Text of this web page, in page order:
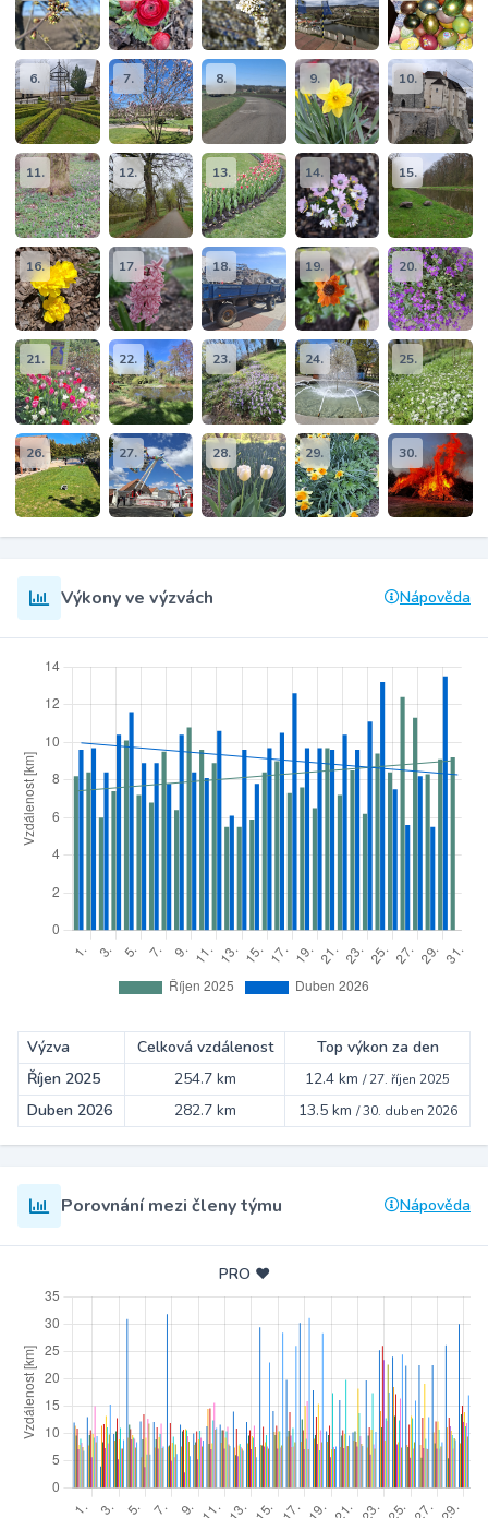
6. 7. 8. 9. 10.
11. 12. 13. 14. 15.
16. 17. 18. 19. 20.
21. 22. 23. 24. 25.
26. 27. 28. 29. 30.
Výkony ve výzvách Nápověda
Výzva Celková vzdálenost
Top výkon za den
Říjen 2025
254.7 km 12.4 km /27. říjen 2025
Duben 2026 282.7 km 13.5 km /30. duben 2026
Porovnání mezi členy týmu Nápověda
PRO ❤️